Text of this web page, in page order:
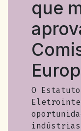
que
O
indústrias